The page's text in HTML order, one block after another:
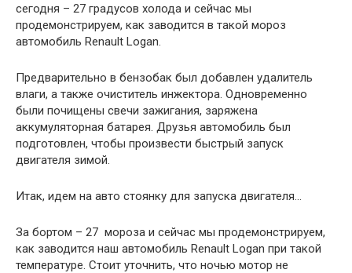
сегодня – 27 градусов холода и сейчас мы
продемонстрируем, как заводится в такой мороз
автомобиль Renault Logan.
Предварительно в бензобак был добавлен удалитель
влаги, а также очиститель инжектора. Одновременно
были почищены свечи зажигания, заряжена
аккумуляторная батарея. Друзья автомобиль был
подготовлен, чтобы произвести быстрый запуск
двигателя зимой.
Итак, идем на авто стоянку для запуска двигателя…
За бортом – 27 мороза и сейчас мы продемонстрируем,
как заводится наш автомобиль Renault Logan при такой
температуре. Стоит уточнить, что ночью мотор не